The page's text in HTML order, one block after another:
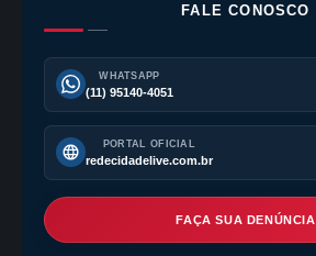
FALE CONOSCO
WHATSAPP
(11) 95140-4051
PORTAL OFICIAL
redecidadelive.com.br
FAÇA SUA DENÚNCIA